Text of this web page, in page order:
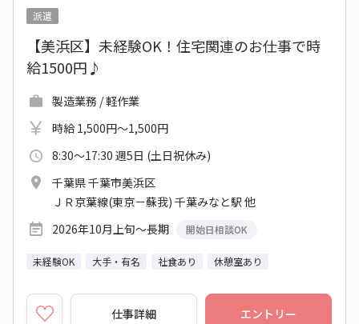
派遣
【美浜区】未経験OK！住宅関連のお仕事で時
給1500円♪
製造業務 / 軽作業
時給 1,500円～1,500円
8:30～17:30 週5日 (土日祝休み)
千葉県 千葉市美浜区
ＪＲ京葉線(東京－蘇我) 千葉みなと駅 他
2026年10月上旬～長期
開始日相談OK
未経験OK 大手・有名 社食あり 休憩室あり
仕事詳細 エントリー